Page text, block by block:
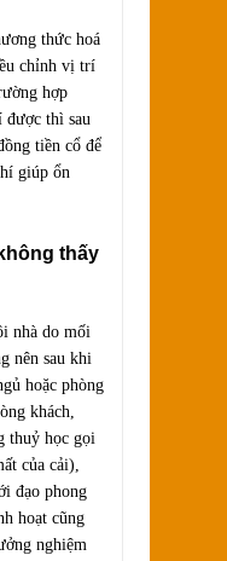
thức hoá
chỉnh vị trí
hợp
được thì sau
tiền cổ để
giúp ổn
thấy
nhà do mối
nên sau khi
hoặc phòng
khách,
thuỷ học gọi
của cải),
đạo phong
hoạt cũng
nghiệm